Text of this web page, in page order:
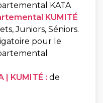
KATA
KUMITÉ
Juniors, Séniors.
pour le
| KUMITÉ : de